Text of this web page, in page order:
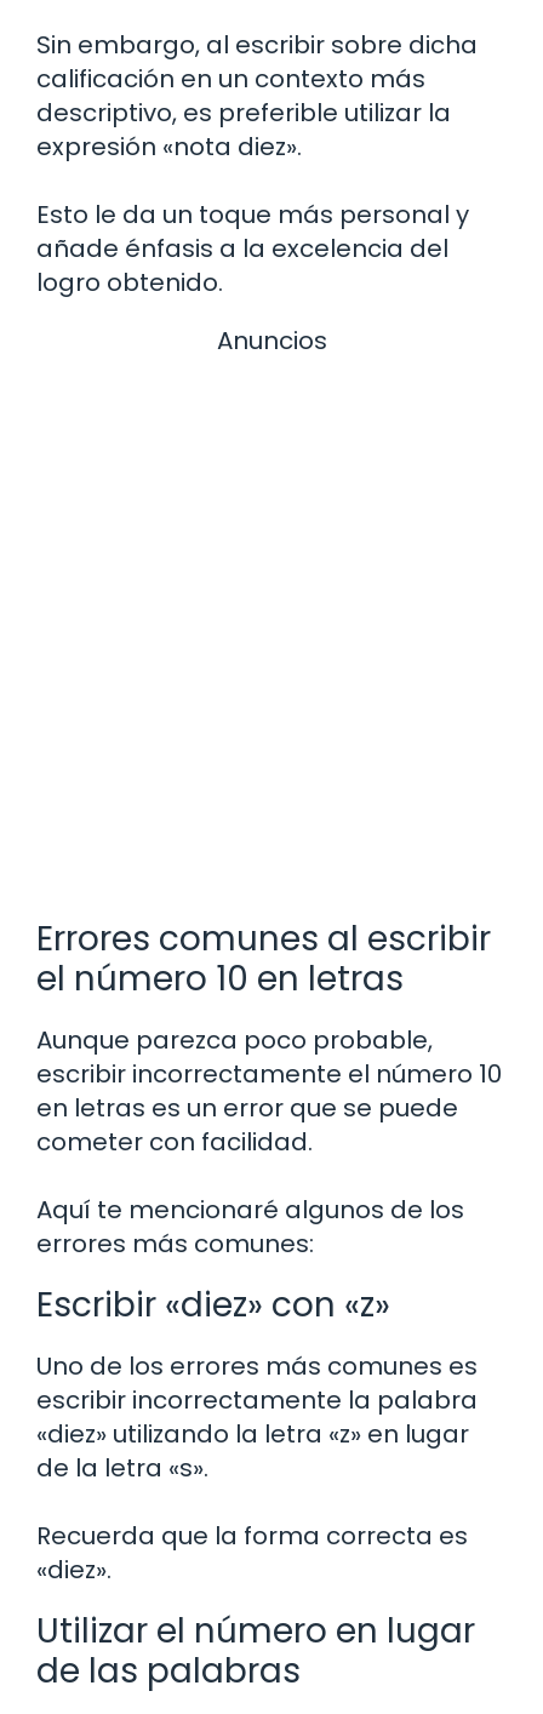
Sin embargo, al escribir sobre dicha
calificación en un contexto más
descriptivo, es preferible utilizar la
expresión «nota diez».
Esto le da un toque más personal y
añade énfasis a la excelencia del
logro obtenido.
Anuncios
Errores comunes al escribir
el número 10 en letras
Aunque parezca poco probable,
escribir incorrectamente el número 10
en letras es un error que se puede
cometer con facilidad.
Aquí te mencionaré algunos de los
errores más comunes:
Escribir «diez» con «z»
Uno de los errores más comunes es
escribir incorrectamente la palabra
«diez» utilizando la letra «z» en lugar
de la letra «s».
Recuerda que la forma correcta es
«diez».
Utilizar el número en lugar
de las palabras